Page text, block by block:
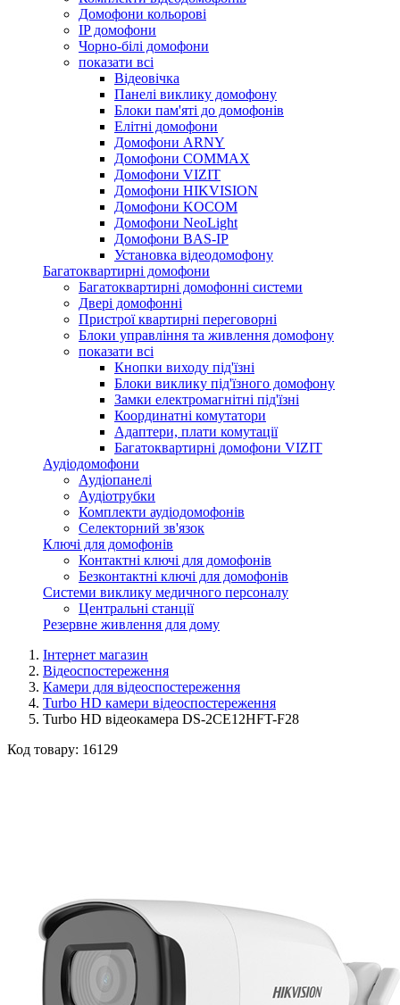
Домофони кольорові
IP домофони
Чорно-білі домофони
показати всі
Відеовічка
Панелі виклику домофону
Блоки пам'яті до домофонів
Елітні домофони
Домофони ARNY
Домофони COMMAX
Домофони VIZIT
Домофони HIKVISION
Домофони KOCOM
Домофони NeoLight
Домофони BAS-IP
Установка відеодомофону
Багатоквартирні домофони
Багатоквартирні домофонні системи
Двері домофонні
Пристрої квартирні переговорні
Блоки управління та живлення домофону
показати всі
Кнопки виходу під'їзні
Блоки виклику під'їзного домофону
Замки електромагнітні під'їзні
Координатні комутатори
Адаптери, плати комутації
Багатоквартирні домофони VIZIT
Аудіодомофони
Аудіопанелі
Аудіотрубки
Комплекти аудіодомофонів
Селекторний зв'язок
Ключі для домофонів
Контактні ключі для домофонів
Безконтактні ключі для домофонів
Системи виклику медичного персоналу
Центральні станції
Резервне живлення для дому
Інтернет магазин
Відеоспостереження
Камери для відеоспостереження
Turbo HD камери відеоспостереження
Turbo HD відеокамера DS-2CE12HFT-F28
Код товару: 16129